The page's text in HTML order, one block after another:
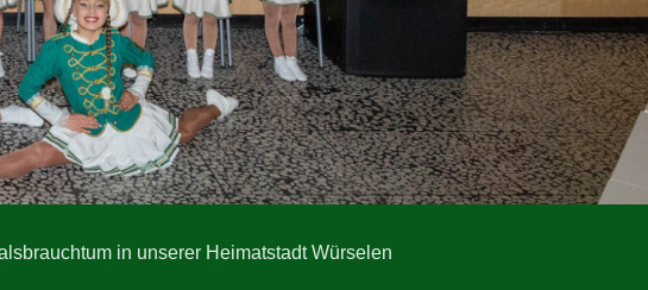
in unserer Heimatstadt Würselen